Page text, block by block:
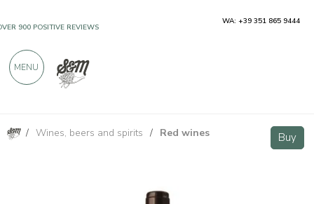
/ Wines, beers and spirits / Red wines Buy
Tre Roveri Nice DOCG 2020 750ml Buy
900 POSITIVE REVIEWS WA: +39 351 865 9444
MENU